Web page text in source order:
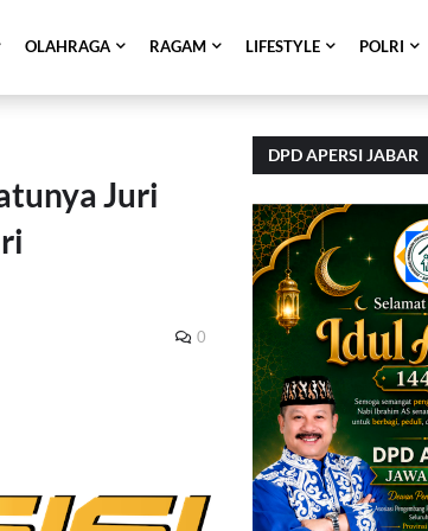
OLAHRAGA RAGAM LIFESTYLE POLRI
Juri
0
DPD APERSI JABAR